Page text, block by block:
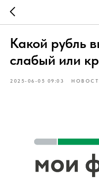
Какой рубль
слабый или
2025-06-05 09:03